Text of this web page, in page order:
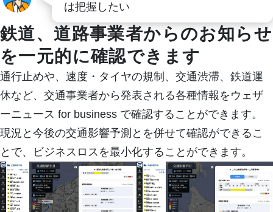
は把握したい
鉄道、道路事業者からのお知らせ
を一元的に確認できます
通行止めや、速度・タイヤの規制、交通渋滞、鉄道運
休など、交通事業者から発表される各種情報をウェザ
ーニュース for business で確認することができます。
現況と今後の交通影響予測とを併せて確認ができるこ
とで、ビジネスロスを最小化することができます。